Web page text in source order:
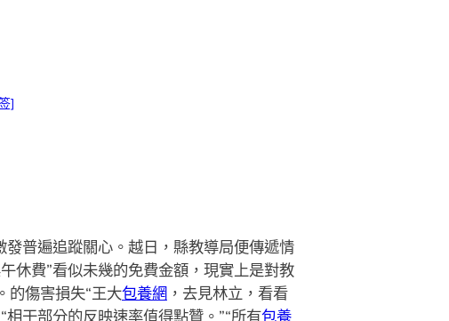
]
普遍追蹤關心。越日，縣教導局便傳遞情
休費”看似未幾的免費金額，現實上是對教
的傷害損失“王大包養網，去見林立，看看
相干部分的反映速率值得點贊。”“所有包養